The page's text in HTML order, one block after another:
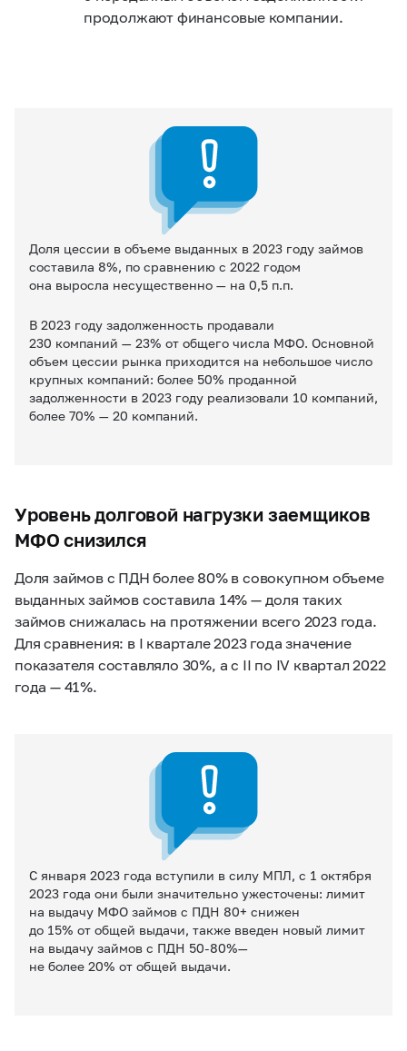
продолжают финансовые компании.
Доля цессии в объеме выданных в 2023 году займов
составила 8%, по сравнению с 2022 годом
она выросла несущественно — на 0,5 п.п.
В 2023 году задолженность продавали
230 компаний — 23% от общего числа МФО. Основной
объем цессии рынка приходится на небольшое число
крупных компаний: более 50% проданной
задолженности в 2023 году реализовали 10 компаний,
более 70% — 20 компаний.
Уровень долговой нагрузки заемщиков
МФО снизился
Доля займов с ПДН более 80% в совокупном объеме
выданных займов составила 14% — доля таких
займов снижалась на протяжении всего 2023 года.
Для сравнения: в I квартале 2023 года значение
показателя составляло 30%, а с II по IV квартал 2022
года — 41%.
С января 2023 года вступили в силу МПЛ, с 1 октября
2023 года они были значительно ужесточены: лимит
на выдачу МФО займов с ПДН 80+ снижен
до 15% от общей выдачи, также введен новый лимит
на выдачу займов с ПДН 50-80%—
не более 20% от общей выдачи.